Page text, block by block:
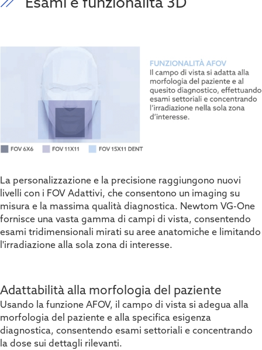
La personalizzazione e la precisione raggiungono nuovi
livelli con i FOV Adattivi, che consentono un imaging su
misura e la massima qualità diagnostica. Newtom VG-One
fornisce una vasta gamma di campi di vista, consentendo
esami tridimensionali mirati su aree anatomiche e limitando
l'irradiazione alla sola zona di interesse.
Adattabilità alla morfologia del paziente
Usando la funzione AFOV, il campo di vista si adegua alla
morfologia del paziente e alla specifica esigenza
diagnostica, consentendo esami settoriali e concentrando
la dose sui dettagli rilevanti.